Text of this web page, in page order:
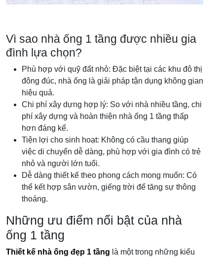
Vì sao nhà ống 1 tầng được nhiều gia
đình lựa chọn?
Phù hợp với quỹ đất nhỏ: Đặc biệt tại các khu đô thị
đông đúc, nhà ống là giải pháp tận dụng không gian
hiệu quả.
Chi phí xây dựng hợp lý: So với nhà nhiều tầng, chi
phí xây dựng và hoàn thiện nhà ống 1 tầng thấp
hơn đáng kể.
Tiện lợi cho sinh hoạt: Không có cầu thang giúp
việc di chuyển dễ dàng, phù hợp với gia đình có trẻ
nhỏ và người lớn tuổi.
Dễ dàng thiết kế theo phong cách mong muốn: Có
thể kết hợp sân vườn, giếng trời để tăng sự thông
thoáng.
Những ưu điểm nổi bật của nhà
ống 1 tầng
Thiết kế nhà ống đẹp 1 tầng là một trong những kiểu